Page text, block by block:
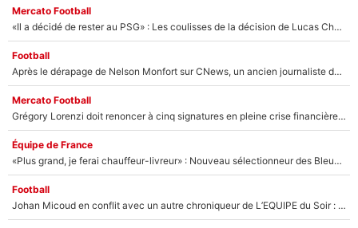
Mercato Football
«Il a décidé de rester au PSG» : Les coulisses de la décision de Lucas Chevalier pour son transfert
Football
Après le dérapage de Nelson Monfort sur CNews, un ancien journaliste de France Télévisions relance la polémique sur les incendies en Gironde
Mercato Football
Grégory Lorenzi doit renoncer à cinq signatures en pleine crise financière : L’IA propose sept noms à l’OM pour un mercato réussi... à seulement 5M€ !
Équipe de France
«Plus grand, je ferai chauffeur-livreur» : Nouveau sélectionneur des Bleus, Zinédine Zidane s’était imaginé un avenir très différent lorsqu'il était enfant
Football
Johan Micoud en conflit avec un autre chroniqueur de L’EQUIPE du Soir : «Pendant un moment, je ne les ai pas remis ensemble dans l'émission»